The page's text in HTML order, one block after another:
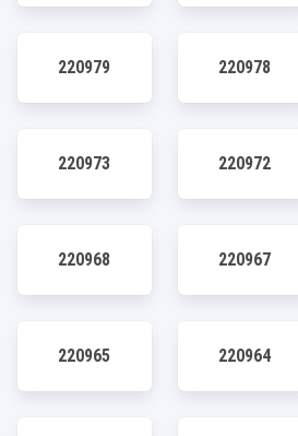
220979 220978
220973 220972
220968 220967
220965 220964